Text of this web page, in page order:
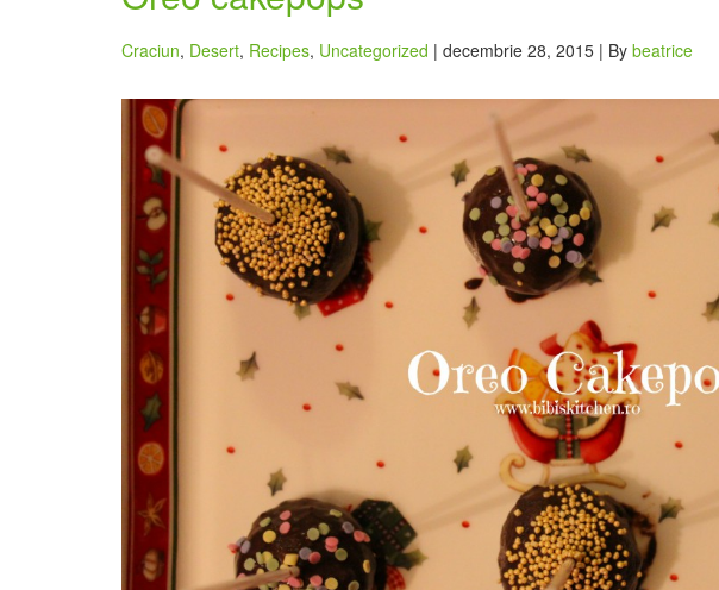
Craciun, Desert, Recipes, Uncategorized | decembrie 28, 2015 | By beatrice